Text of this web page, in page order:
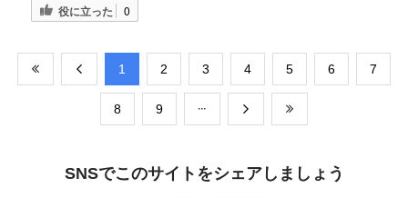
役に立った 0
​1 ​2 ​3 ​4 ​5 ​6 ​7
​8 ​9
SNSでこのサイトをシェアしましょう